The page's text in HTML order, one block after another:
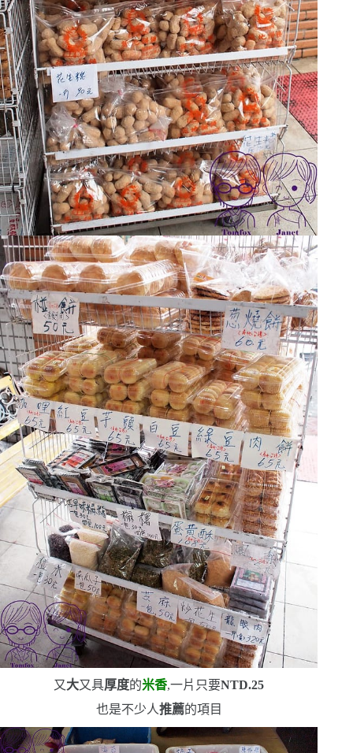
又大又具厚度的米香,一片只要NTD.25
也是不少人推薦的項目